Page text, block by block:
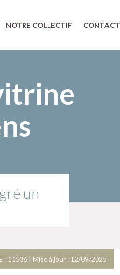
NOTRE COLLECTIF CONTACT
un
: 11536 | Mise à jour : 12/09/2025